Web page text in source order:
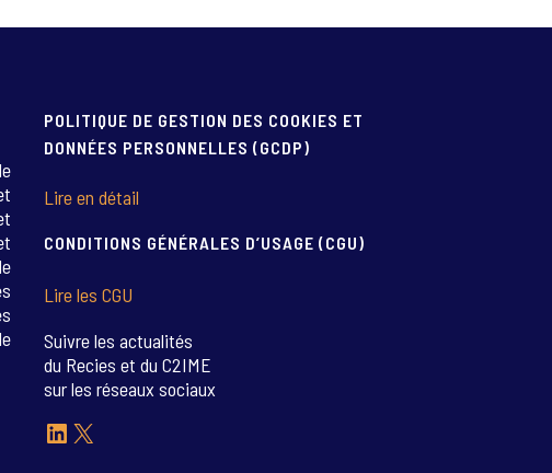
POLITIQUE DE GESTION DES COOKIES ET
DONNÉES PERSONNELLES (GCDP)
Lire en détail
CONDITIONS GÉNÉRALES D’USAGE (CGU)
Lire les CGU
Suivre les actualités
du Recies et du C2IME
sur les réseaux sociaux
LinkedIn
X